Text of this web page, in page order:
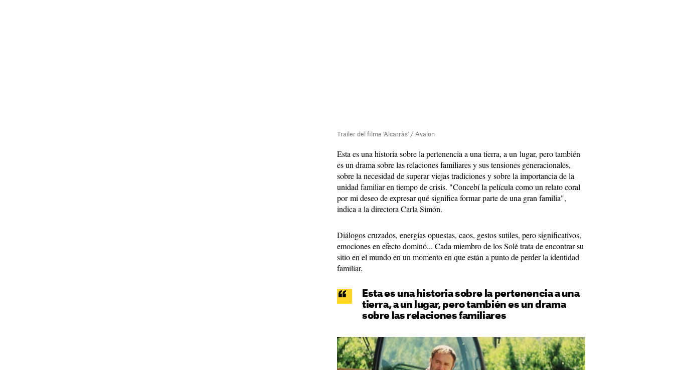
Trailer del filme 'Alcarràs' / Avalon
Esta es una historia sobre la pertenencia a una tierra, a un lugar, pero también
es un drama sobre las relaciones familiares y sus tensiones generacionales,
sobre la necesidad de superar viejas tradiciones y sobre la importancia de la
unidad familiar en tiempo de crisis. "Concebí la película como un relato coral
por mi deseo de expresar qué significa formar parte de una gran familia",
indica a la directora Carla Simón.
Diálogos cruzados, energías opuestas, caos, gestos sutiles, pero significativos,
emociones en efecto dominó... Cada miembro de los Solé trata de encontrar su
sitio en el mundo en un momento en que están a punto de perder la identidad
familiar.
Esta es una historia sobre la pertenencia a una
tierra, a un lugar, pero también es un drama
sobre las relaciones familiares